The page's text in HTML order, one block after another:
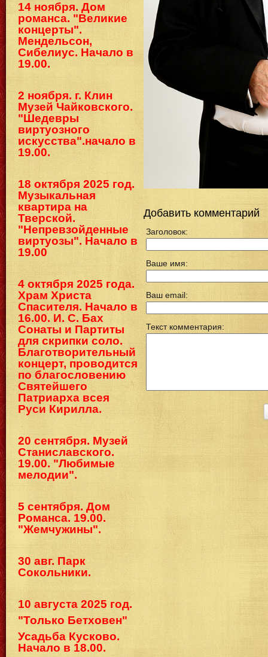
14 ноября. Дом
романса. "Великие
концерты".
Мендельсон,
Сибелиус. Начало в
19.00.
2 ноября. г. Клин
Музей Чайковского.
"Шедевры
виртуозного
искусства".начало в
19.00.
18 октября 2025 год.
Музыкальная
квартира на
Тверской.
"Непревзойденные
виртуозы". Начало в
19.00
4 октября 2025 года.
Храм Христа
Спасителя. Начало в
16.00. И. С. Бах
Сонаты и Партиты
для скрипки соло.
Благотворительный
концерт, проводится
по благословению
Святейшего
Патриарха всея
Руси Кирилла.
20 сентября. Музей
Станиславского.
19.00. "Любимые
мелодии".
5 сентября. Дом
Романса. 19.00.
"Жемчужины".
30 авг. Парк
Сокольники.
10 августа 2025 год.
"Только Бетховен"
Усадьба Кусково.
Начало в 18.00.
Добавить комментарий
Заголовок:
Ваше имя:
Ваш email:
Текст комментария: